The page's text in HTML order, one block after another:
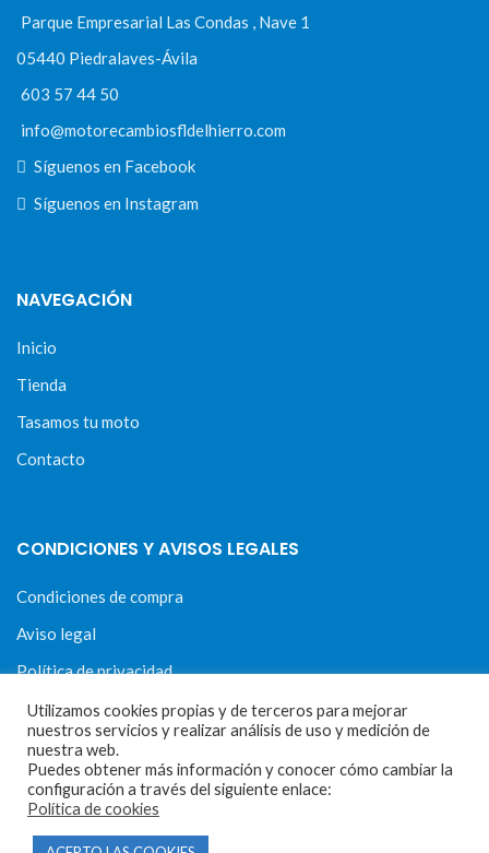
Parque Empresarial Las Condas , Nave 1
05440 Piedralaves-Ávila
603 57 44 50
info@motorecambiosfldelhierro.com
Síguenos en Facebook
Síguenos en Instagram
NAVEGACIÓN
Inicio
Tienda
Tasamos tu moto
Contacto
CONDICIONES Y AVISOS LEGALES
Condiciones de compra
Aviso legal
Política de privacidad
Política de cookies
MOTORECAMBIOS FL DEL HIERRO
Utilizamos cookies propias y de terceros para mejorar
nuestros servicios y realizar análisis de uso y medición de
nuestra web.
Puedes obtener más información y conocer cómo cambiar la
configuración a través del siguiente enlace:
Política de cookies